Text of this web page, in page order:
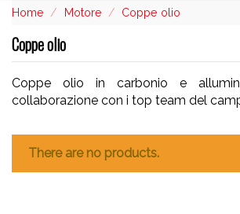
Home Motore Coppe olio
Coppe olio
Coppe olio in carbonio e
collaborazione con i top team del
There are no products.